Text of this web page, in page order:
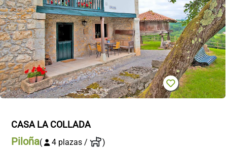
CASA LA COLLADA
Piloña( 4 plazas / )